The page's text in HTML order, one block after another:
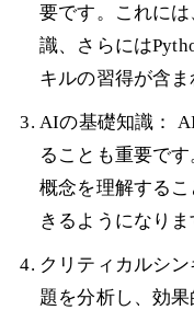
要です。これに
識、さらには
キルの習得が含ま
AIの基礎知識：
ることも重要で
概念を理解する
きるようになりま
クリティカルシ
題を分析し、効